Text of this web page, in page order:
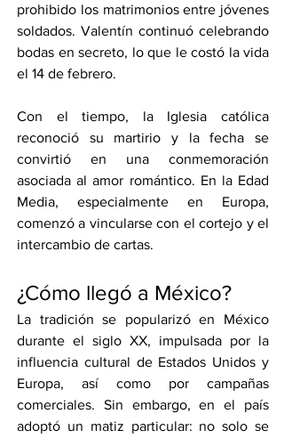
prohibido los matrimonios entre jóvenes
soldados. Valentín continuó celebrando
bodas en secreto, lo que le costó la vida
el 14 de febrero.
Con el tiempo, la Iglesia católica
reconoció su martirio y la fecha se
convirtió en una conmemoración
asociada al amor romántico. En la Edad
Media, especialmente en Europa,
comenzó a vincularse con el cortejo y el
intercambio de cartas.
¿Cómo llegó a México?
La tradición se popularizó en México
durante el siglo XX, impulsada por la
influencia cultural de Estados Unidos y
Europa, así como por campañas
comerciales. Sin embargo, en el país
adoptó un matiz particular: no solo se